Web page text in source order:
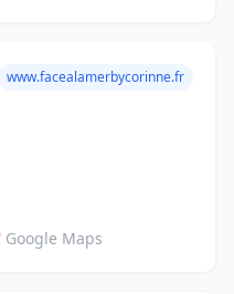
www.facealamerbycorinne.fr
Google Maps